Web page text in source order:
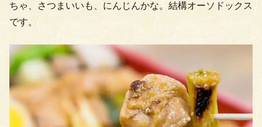
ちゃ、さつまいいも、にんじんかな。結構オーソドックス
です。